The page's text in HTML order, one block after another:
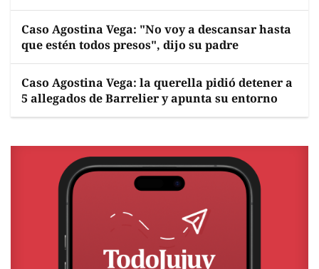
Caso Agostina Vega: "No voy a descansar hasta
que estén todos presos", dijo su padre
Caso Agostina Vega: la querella pidió detener a
5 allegados de Barrelier y apunta su entorno